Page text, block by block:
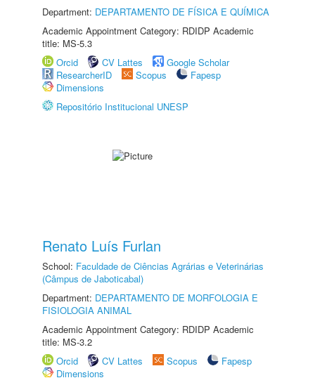
Department: DEPARTAMENTO DE FÍSICA E QUÍMICA
Academic Appointment Category: RDIDP Academic
title: MS-5.3
Orcid
CV Lattes
Google Scholar
ResearcherID
Scopus
Fapesp
Dimensions
Repositório Institucional UNESP
Renato Luís Furlan
School: Faculdade de Ciências Agrárias e Veterinárias
(Câmpus de Jaboticabal)
Department: DEPARTAMENTO DE MORFOLOGIA E
FISIOLOGIA ANIMAL
Academic Appointment Category: RDIDP Academic
title: MS-3.2
Orcid
CV Lattes Scopus
Fapesp
Dimensions